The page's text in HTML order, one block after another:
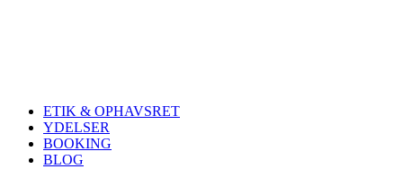
ETIK & OPHAVSRET
YDELSER
BOOKING
BLOG